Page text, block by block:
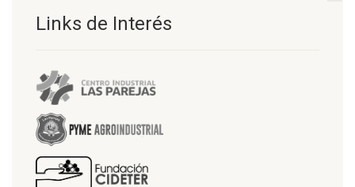
Links de Interés